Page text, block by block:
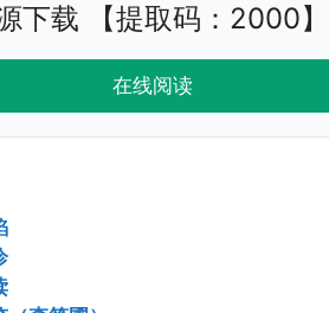
下载 【提取码：2000】
在线阅读